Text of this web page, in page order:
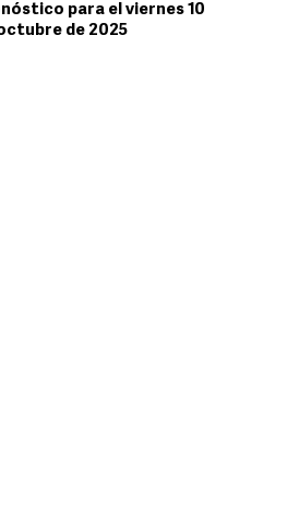
para el viernes 10
de 2025